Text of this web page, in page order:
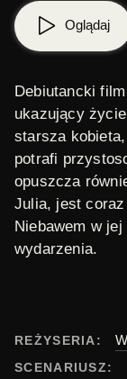
Oglądaj
Debiutancki
ukazujący
starsza
potrafi
opuszcza
Julia, jest coraz
Niebawem w
wydarzenia.
REŻYSERIA:
SCENARIUSZ: